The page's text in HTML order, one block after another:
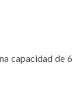
capacidad de 6